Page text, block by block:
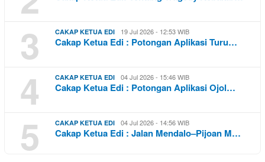
3 CAKAP KETUA EDI 19 Jul 2026 - 12:53 WIB
Cakap Ketua Edi : Potongan Aplikasi Turu…
4 CAKAP KETUA EDI 04 Jul 2026 - 15:46 WIB
Cakap Ketua Edi : Potongan Aplikasi Ojol…
5 CAKAP KETUA EDI 04 Jul 2026 - 14:56 WIB
Cakap Ketua Edi : Jalan Mendalo–Pijoan M…